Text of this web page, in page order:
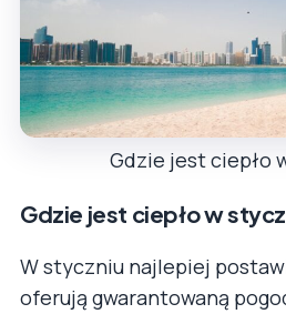
Gdzie jest ciepło
Gdzie jest ciepło w
W styczniu najlepiej
oferują gwarantowaną